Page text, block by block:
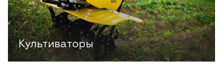
Культиваторы